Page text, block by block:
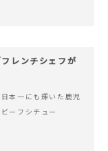
レンチシェフが
日本一にも輝いた鹿児
ーフシチュー